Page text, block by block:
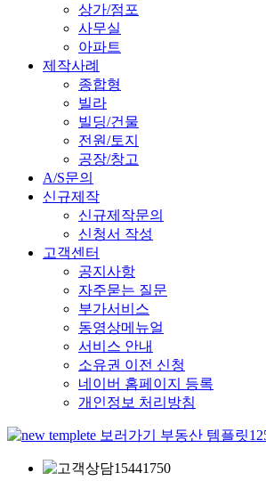
상가/점포
사무실
아파트
제작사례
종합형
빌라
빌딩/건물
전원/토지
공장/창고
A/S문의
신규제작
신규제작문의
신청서 작성
고객센터
공지사항
자주묻는 질문
부가서비스
동영상메뉴얼
서비스 안내
소유권 이전 신청
네이버 홈페이지 등록
개인정보 처리방침
부동산 템플릿